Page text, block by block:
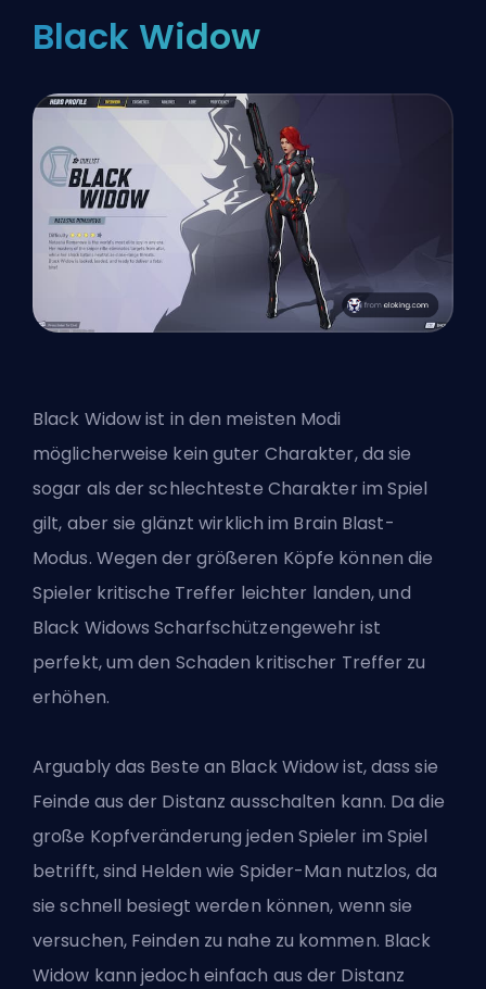
Black Widow
Black Widow ist in den meisten Modi
möglicherweise kein guter Charakter, da sie
sogar als der schlechteste Charakter im Spiel
gilt, aber sie glänzt wirklich im Brain Blast-
Modus. Wegen der größeren Köpfe können die
Spieler kritische Treffer leichter landen, und
Black Widows Scharfschützengewehr ist
perfekt, um den Schaden kritischer Treffer zu
erhöhen.
Arguably das Beste an Black Widowist, dass sie
Feinde aus der Distanz ausschalten kann. Da die
große Kopfveränderung jeden Spieler im Spiel
betrifft, sind Helden wie Spider-Man nutzlos, da
sie schnell besiegt werden können, wenn sie
versuchen, Feinden zu nahe zu kommen. Black
Widow kann jedoch einfach aus der Distanz